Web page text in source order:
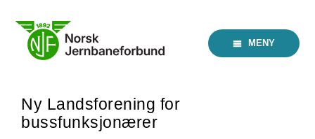
content
MENY
Ny Landsforening for
bussfunksjonærer